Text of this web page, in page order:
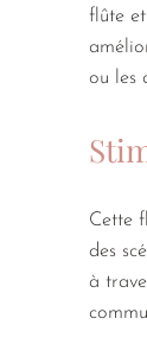
flûte
ou les
Cette
des
à